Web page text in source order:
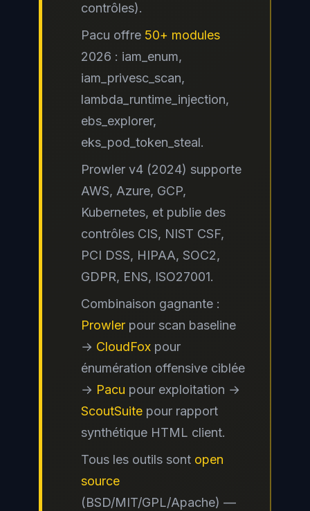
contrôles).
Pacu offre 50+ modules
2026 : iam_enum,
iam_privesc_scan,
lambda_runtime_injection,
ebs_explorer,
eks_pod_token_steal.
Prowler v4 (2024) supporte
AWS, Azure, GCP,
Kubernetes, et publie des
contrôles CIS, NIST CSF,
PCI DSS, HIPAA, SOC2,
GDPR, ENS, ISO27001.
Combinaison gagnante :
Prowler pour scan baseline
→ CloudFox pour
énumération offensive ciblée
→ Pacu pour exploitation →
ScoutSuite pour rapport
synthétique HTML client.
Tous les outils sont open
source
(BSD/MIT/GPL/Apache) —